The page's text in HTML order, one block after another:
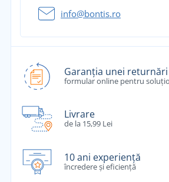
info@bontis.ro
Garanția unei
formular online pentru
Livrare
de la 15,99 Lei
10 ani experiență
încredere și eficiență